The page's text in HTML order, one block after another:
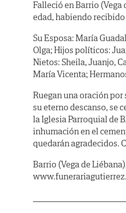
Falleció en Barrio (Vega
edad, habiendo
Su Esposa: María
Olga; Hijos políticos:
Nietos: Sheila, Juanjo,
María Vicenta;
Ruegan una oración
su eterno descanso, se
la Iglesia Parroquial de
inhumación en el
quedarán agradecidos.
Barrio (Vega de